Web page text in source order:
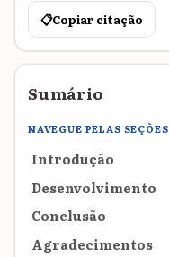
📋Copiar citação
Sumário
NAVEGUE PELAS SEÇÕES
Introdução
Desenvolvimento
Conclusão
Agradecimentos